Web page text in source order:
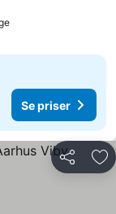
Se priser
Del